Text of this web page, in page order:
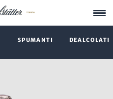
SPUMANTI DEALCOLATI